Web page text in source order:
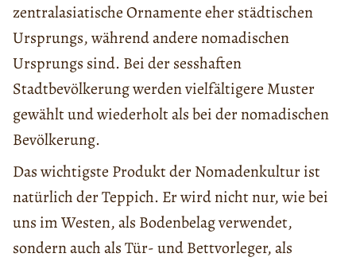
zentralasiatische Ornamente eher städtischen
Ursprungs, während andere nomadischen
Ursprungs sind. Bei der sesshaften
Stadtbevölkerung werden vielfältigere Muster
gewählt und wiederholt als bei der nomadischen
Bevölkerung.
Das wichtigste Produkt der Nomadenkultur ist
natürlich der Teppich. Er wird nicht nur, wie bei
uns im Westen, als Bodenbelag verwendet,
sondern auch als Tür- und Bettvorleger, als